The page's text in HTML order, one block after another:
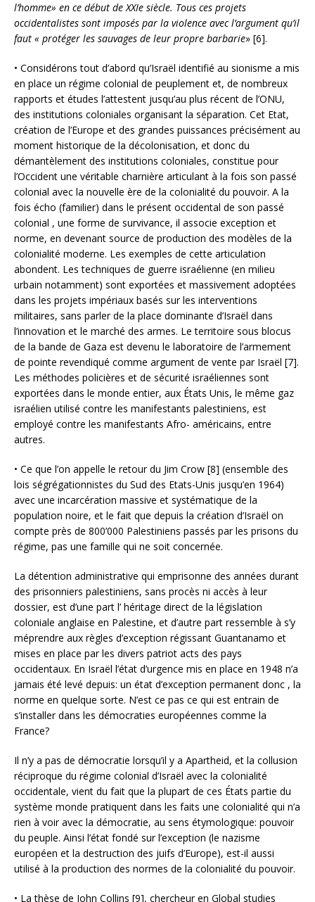
l’homme» en ce début de XXIe siècle. Tous ces projets
occidentalistes sont imposés par la violence avec l’argument qu’il
faut « protéger les sauvages de leur propre barbarie» [6].
• Considérons tout d’abord qu’Israël identifié au sionisme a mis
en place un régime colonial de peuplement et, de nombreux
rapports et études l’attestent jusqu’au plus récent de l’ONU,
des institutions coloniales organisant la séparation. Cet Etat,
création de l’Europe et des grandes puissances précisément au
moment historique de la décolonisation, et donc du
démantèlement des institutions coloniales, constitue pour
l’Occident une véritable charnière articulant à la fois son passé
colonial avec la nouvelle ère de la colonialité du pouvoir. A la
fois écho (familier) dans le présent occidental de son passé
colonial , une forme de survivance, il associe exception et
norme, en devenant source de production des modèles de la
colonialité moderne. Les exemples de cette articulation
abondent. Les techniques de guerre israélienne (en milieu
urbain notamment) sont exportées et massivement adoptées
dans les projets impériaux basés sur les interventions
militaires, sans parler de la place dominante d’Israël dans
l’innovation et le marché des armes. Le territoire sous blocus
de la bande de Gaza est devenu le laboratoire de l’armement
de pointe revendiqué comme argument de vente par Israël [7].
Les méthodes policières et de sécurité israéliennes sont
exportées dans le monde entier, aux États Unis, le même gaz
israélien utilisé contre les manifestants palestiniens, est
employé contre les manifestants Afro- américains, entre
autres.
• Ce que l’on appelle le retour du Jim Crow [8] (ensemble des
lois ségrégationnistes du Sud des Etats-Unis jusqu’en 1964)
avec une incarcération massive et systématique de la
population noire, et le fait que depuis la création d’Israël on
compte près de 800’000 Palestiniens passés par les prisons du
régime, pas une famille qui ne soit concernée.
La détention administrative qui emprisonne des années durant
des prisonniers palestiniens, sans procès ni accès à leur
dossier, est d’une part l’ héritage direct de la législation
coloniale anglaise en Palestine, et d’autre part ressemble à s’y
méprendre aux règles d’exception régissant Guantanamo et
mises en place par les divers patriot acts des pays
occidentaux. En Israël l’état d’urgence mis en place en 1948 n’a
jamais été levé depuis: un état d’exception permanent donc , la
norme en quelque sorte. N’est ce pas ce qui est entrain de
s’installer dans les démocraties européennes comme la
France?
Il n’y a pas de démocratie lorsqu’il y a Apartheid, et la collusion
réciproque du régime colonial d’Israël avec la colonialité
occidentale, vient du fait que la plupart de ces États partie du
système monde pratiquent dans les faits une colonialité qui n’a
rien à voir avec la démocratie, au sens étymologique: pouvoir
du peuple. Ainsi l’état fondé sur l’exception (le nazisme
européen et la destruction des juifs d’Europe), est-il aussi
utilisé à la production des normes de la colonialité du pouvoir.
• La thèse de John Collins [9], chercheur en Global studies